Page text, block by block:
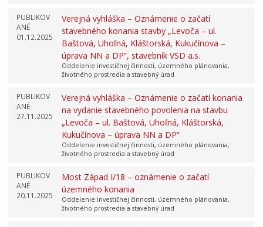
PUBLIKOV
ANÉ
01.12.2025
Verejná vyhláška – Oznámenie o začatí
stavebného konania stavby „Levoča – ul.
Baštová, Uhoľná, Kláštorská, Kukučínova –
úprava NN a DP“, stavebník VSD a.s.
Oddelenie investičnej činnosti, územného plánovania,
životného prostredia a stavebný úrad
PUBLIKOV
ANÉ
27.11.2025
Verejná vyhláška – Oznámenie o začatí konania
na vydanie stavebného povolenia na stavbu
„Levoča – ul. Baštová, Uhoľná, Kláštorská,
Kukučínova – úprava NN a DP“
Oddelenie investičnej činnosti, územného plánovania,
životného prostredia a stavebný úrad
PUBLIKOV
ANÉ
20.11.2025
Most Západ I/18 – oznámenie o začatí
územného konania
Oddelenie investičnej činnosti, územného plánovania,
životného prostredia a stavebný úrad